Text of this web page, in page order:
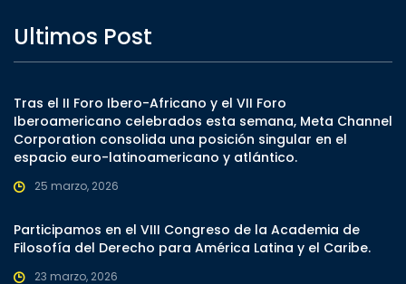
Ultimos Post
Tras el II Foro Ibero-Africano y el VII Foro
Iberoamericano celebrados esta semana, Meta Channel
Corporation consolida una posición singular en el
espacio euro-latinoamericano y atlántico.
25 marzo, 2026
Participamos en el VIII Congreso de la Academia de
Filosofía del Derecho para América Latina y el Caribe.
23 marzo, 2026